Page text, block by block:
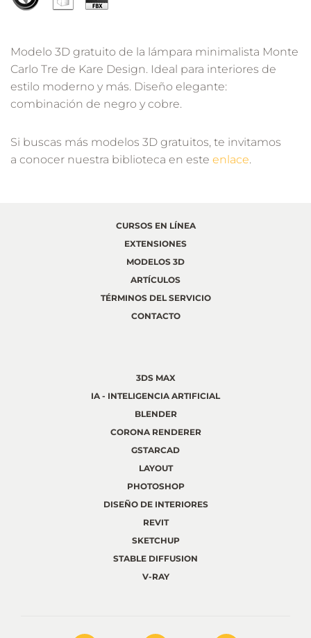
Modelo 3D gratuito de la lámpara minimalista Monte
Carlo Tre de Kare Design. Ideal para interiores de
estilo moderno y más. Diseño elegante:
combinación de negro y cobre.
Si buscas más modelos 3D gratuitos, te invitamos
a conocer nuestra biblioteca en este enlace.
CURSOS EN LÍNEA
EXTENSIONES
MODELOS 3D
ARTÍCULOS
TÉRMINOS DEL SERVICIO
CONTACTO
3DS MAX
IA - INTELIGENCIA ARTIFICIAL
BLENDER
CORONA RENDERER
GSTARCAD
LAYOUT
PHOTOSHOP
DISEÑO DE INTERIORES
REVIT
SKETCHUP
STABLE DIFFUSION
V-RAY